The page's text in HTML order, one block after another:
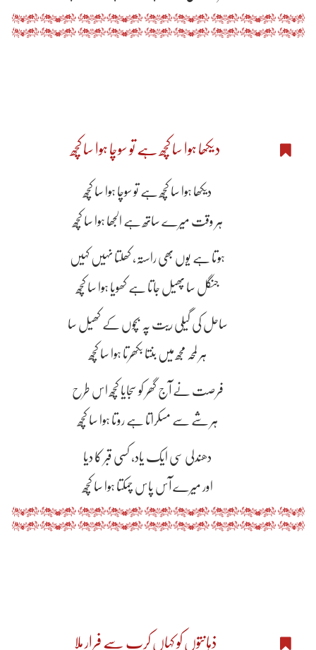
دیکھا ہوا سا کچھ ہے تو سوچا ہوا سا کچھ
دیکھا ہوا سا کچھ ہے تو سوچا ہوا سا کچھ
ہر وقت میرے ساتھ ہے الجھا ہوا سا کچھ
ہوتا ہے یوں بھی راستہ، کھلتا نہیں کہیں
جنگل سا پھیل جاتا ہے کھویا ہوا سا کچھ
ساحل کی گیلی ریت پہ بچوں کے کھیل سا
ہر لمحہ مجھ میں بنتا بکھرتا ہوا سا کچھ
فرصت نے آج گھر کو سجایا کچھ اس طرح
ہر شے سے مسکراتا ہے روتا ہوا سا کچھ
دھندلی سی ایک یاد، کسی قبر کا دیا
اور میرے آس پاس چمکتا ہوا سا کچھ
ذہانتوں کو کہاں کرب سے فرار ملا